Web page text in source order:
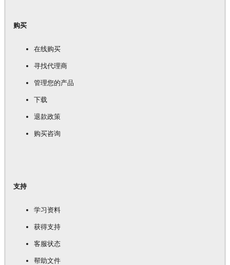
购买
在线购买
寻找代理商
管理您的产品
下载
退款政策
购买咨询
支持
学习资料
获得支持
客服状态
帮助文件